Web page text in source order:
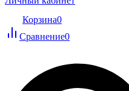
Корзина0
Сравнение0